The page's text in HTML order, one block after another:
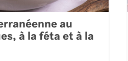
au
à la féta et à la